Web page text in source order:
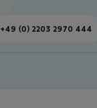
+49 (0) 2203 2970 444